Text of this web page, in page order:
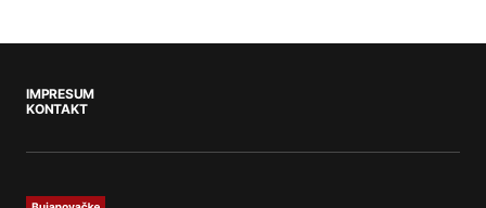
IMPRESUM
KONTAKT